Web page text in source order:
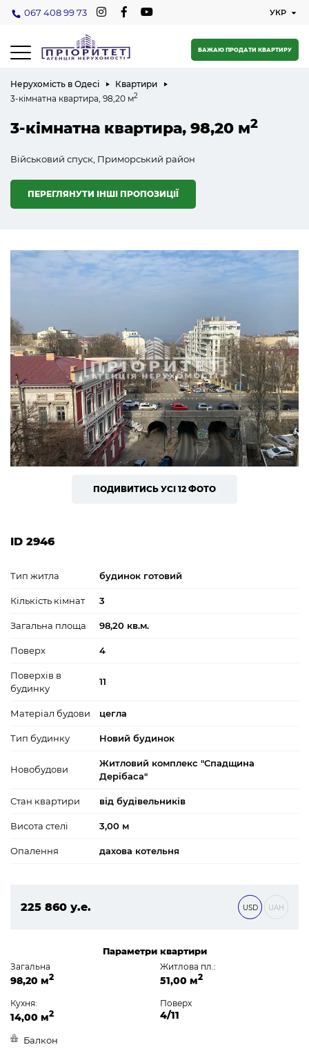
067 408 99 73
БАЖАЮ ПРОДАТИ КВАРТИРУ
Нерухомість в Одесі
Квартири
3-кімнатна квартира, 98,20 м2
3-кімнатна квартира, 98,20 м2
Військовий спуск, Приморський район
ПЕРЕГЛЯНУТИ ІНШІ ПРОПОЗИЦІЇ
ПОДИВИТИСЬ УСІ 12 ФОТО
ID 2946
Тип житла будинок готовий
Кількість кімнат 3
Загальна площа 98,20 кв.м.
Поверх 4
Поверхів в
будинку
11
Матеріал будови цегла
Тип будинку Новий будинок
Новобудови
Житловий комплекс "Спадщина
Дерібаса"
Стан квартири від будівельників
Висота стелі 3,00 м
Опалення дахова котельня
225 860 у.е.
USD UAH
Параметри квартири
Загальна
98,20 м2
Житлова пл.:
51,00 м2
Кухня:
14,00 м2
Поверх
4/11
Балкон